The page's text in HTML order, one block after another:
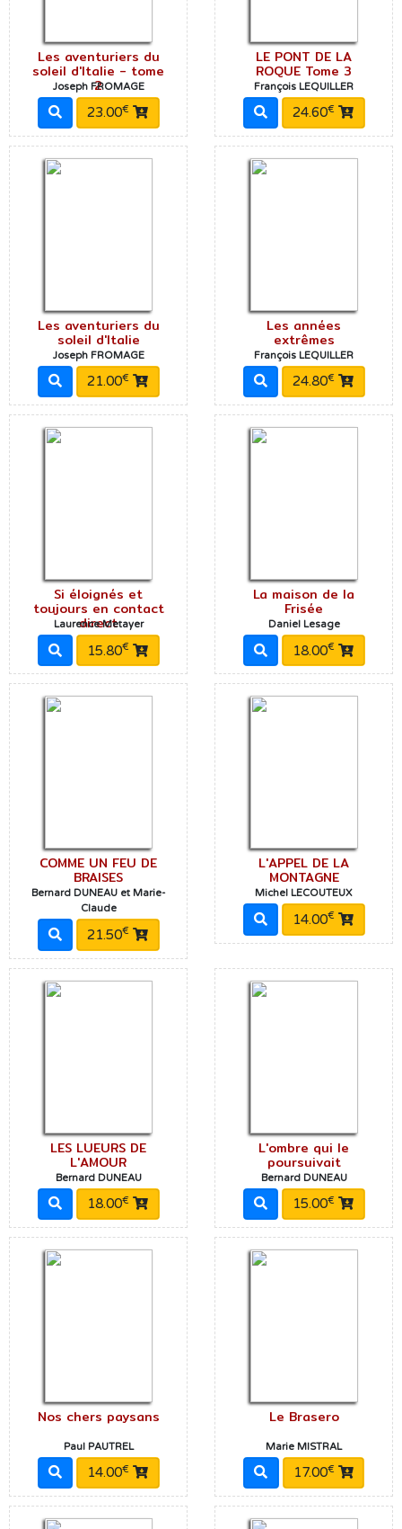
Les aventuriers du
soleil d'Italie - tome
2
Joseph FROMAGE
23.00€
LE PONT DE LA
ROQUE Tome 3
François LEQUILLER
24.60€
Les aventuriers du
soleil d'Italie
Joseph FROMAGE
21.00€
Les années
extrêmes
François LEQUILLER
24.80€
Si éloignés et
toujours en contact
direct
Laurence Metayer
15.80€
La maison de la
Frisée
Daniel Lesage
18.00€
COMME UN FEU DE
BRAISES
Bernard DUNEAU et Marie-
Claude
21.50€
L'APPEL DE LA
MONTAGNE
Michel LECOUTEUX
14.00€
LES LUEURS DE
L'AMOUR
Bernard DUNEAU
18.00€
L'ombre qui le
poursuivait
Bernard DUNEAU
15.00€
Nos chers paysans
Paul PAUTREL
14.00€
Le Brasero
Marie MISTRAL
17.00€